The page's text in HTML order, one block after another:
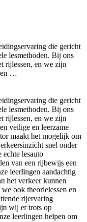
die gericht
lesmethoden. Bij ons
rijlessen, en we zijn
…
die gericht
lesmethoden. Bij ons
rijlessen, en we zijn
veilige en leerzame
maakt het mogelijk om
snel onder
echte lesauto
van een rijbewijs een
leerlingen aandachtig
het verkeer kunnen
ook theorielessen en
rijervaring
wij er trots op
leerlingen helpen om